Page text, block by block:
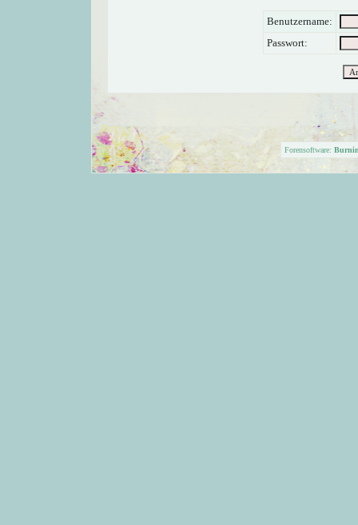
Benutzername:
Passwort:
Forensoftware: